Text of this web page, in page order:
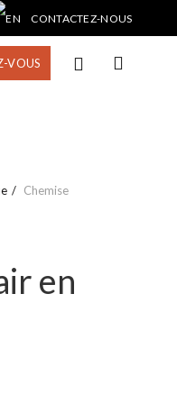
CONTACTEZ-NOUS
VOUS
Chemise
en